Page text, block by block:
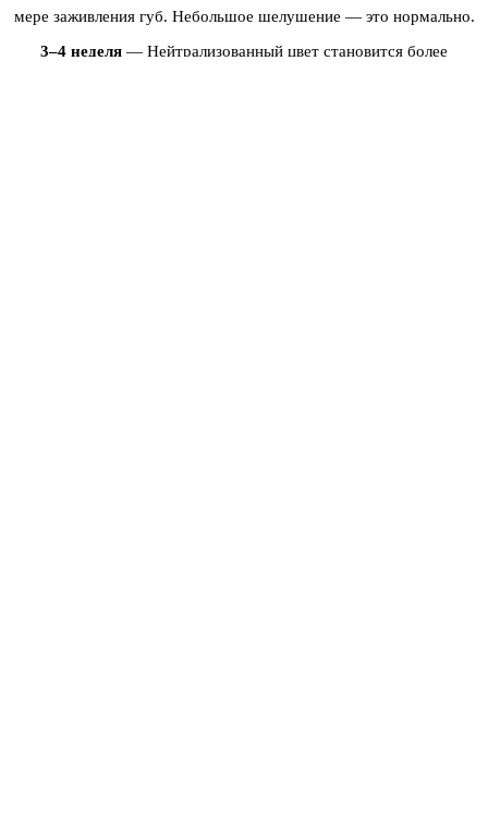
мере заживления губ. Небольшое шелушение — это нормально.
3–4 неделя — Нейтрализованный цвет становится более